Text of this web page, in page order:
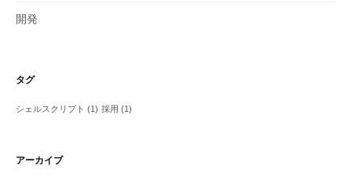
開発
タグ
シェルスクリプト (1) 採用 (1)
アーカイブ